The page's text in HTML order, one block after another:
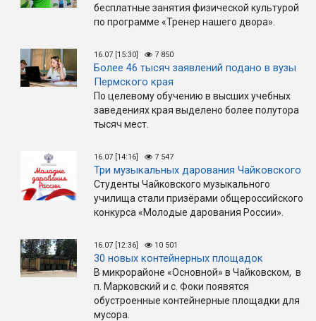
бесплатные занятия физической культурой
по программе «Тренер нашего двора».
16.07 [15:30] 7 850
Более 46 тысяч заявлений подано в вузы
Пермского края
По целевому обучению в высших учебных
заведениях края выделено более полутора
тысяч мест.
16.07 [14:16] 7 547
Три музыкальных дарования Чайковского
Студенты Чайковского музыкального
училища стали призёрами общероссийского
конкурса «Молодые дарования России».
16.07 [12:36] 10 501
30 новых контейнерных площадок
В микрорайоне «Основной» в Чайковском, в
п. Марковский и с. Фоки появятся
обустроенные контейнерные площадки для
мусора.